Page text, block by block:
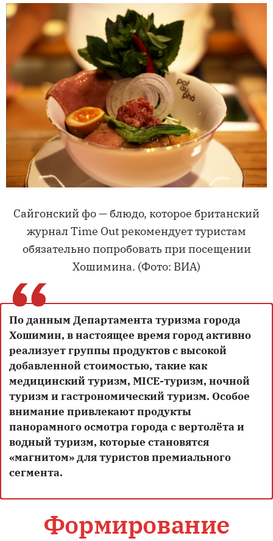
Сайгонский фо — блюдо, которое британский
журнал Time Out рекомендует туристам
обязательно попробовать при посещении
Хошимина. (Фото: ВИА)
“
По данным Департамента туризма города
Хошимин, в настоящее время город активно
реализует группы продуктов с высокой
добавленной стоимостью, такие как
медицинский туризм, MICE-туризм, ночной
туризм и гастрономический туризм. Особое
внимание привлекают продукты
панорамного осмотра города с вертолёта и
водный туризм, которые становятся
«магнитом» для туристов премиального
сегмента.
Формирование